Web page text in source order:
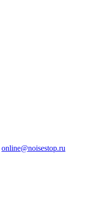
online@noisestop.ru